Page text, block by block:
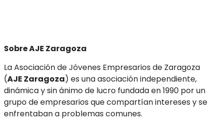
Sobre AJE Zaragoza
La Asociación de Jóvenes Empresarios de Zaragoza
(AJE Zaragoza) es una asociación independiente,
dinámica y sin ánimo de lucro fundada en 1990 por un
grupo de empresarios que compartían intereses y se
enfrentaban a problemas comunes.